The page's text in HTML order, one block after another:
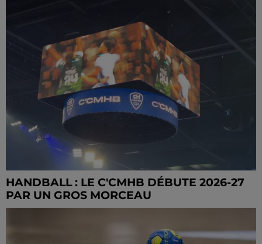
HANDBALL : LE C'CMHB DÉBUTE 2026-27
PAR UN GROS MORCEAU